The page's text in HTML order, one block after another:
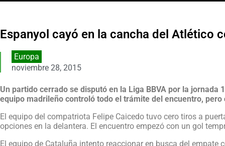
Espanyol cayó en la cancha del Atlético
Europa
noviembre 28, 2015
Un partido cerrado se disputó en la Liga BBVA por la jornada
equipo madrileño controló todo el trámite del encuentro,
El equipo del compatriota Felipe Caicedo tuvo cero tiros a
opciones en la delantera. El encuentro empezó con un gol
El equipo de Cataluña intento reaccionar en busca del empate